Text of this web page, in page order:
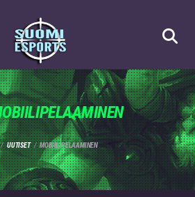
UUTISET MOBIILIPELAAMINEN